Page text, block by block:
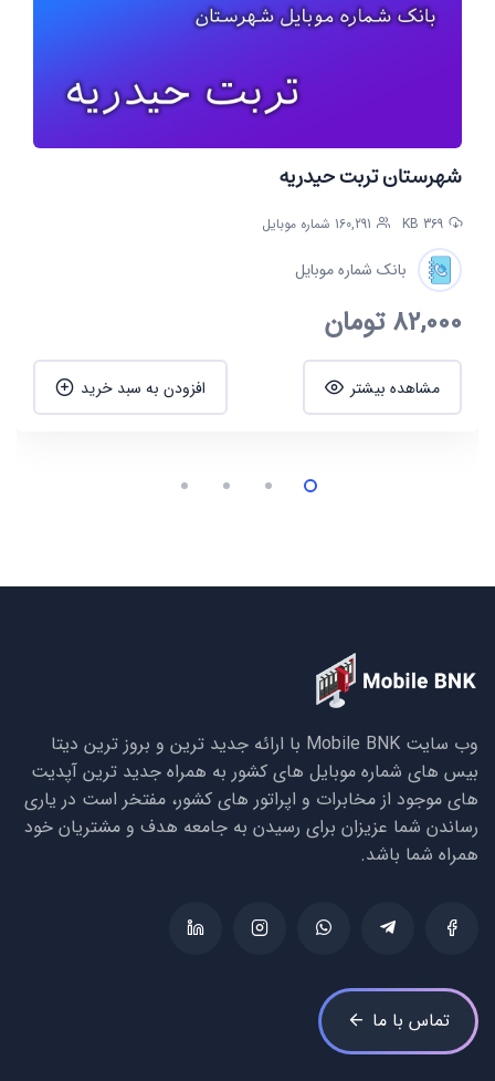
شهرستان تربت حیدریه
369 KB 160,291 شماره موبایل
بانک شماره موبایل
82,000تومان
مشاهده بیشتر افزودن به سبد خرید
وب سایت Mobile BNK با ارائه جدید ترین و بروز ترین دیتا
بیس های شماره موبایل های کشور به همراه جدید ترین آپدیت
های موجود از مخابرات و اپراتور های کشور، مفتخر است در یاری
رساندن شما عزیزان برای رسیدن به جامعه هدف و مشتریان خود
همراه شما باشد.
تماس با ما